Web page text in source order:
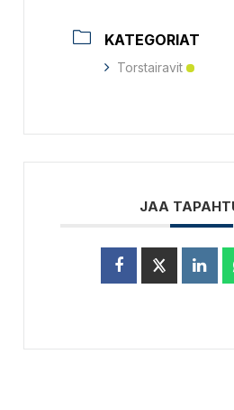
KATEGORIAT
Torstairavit
JAA